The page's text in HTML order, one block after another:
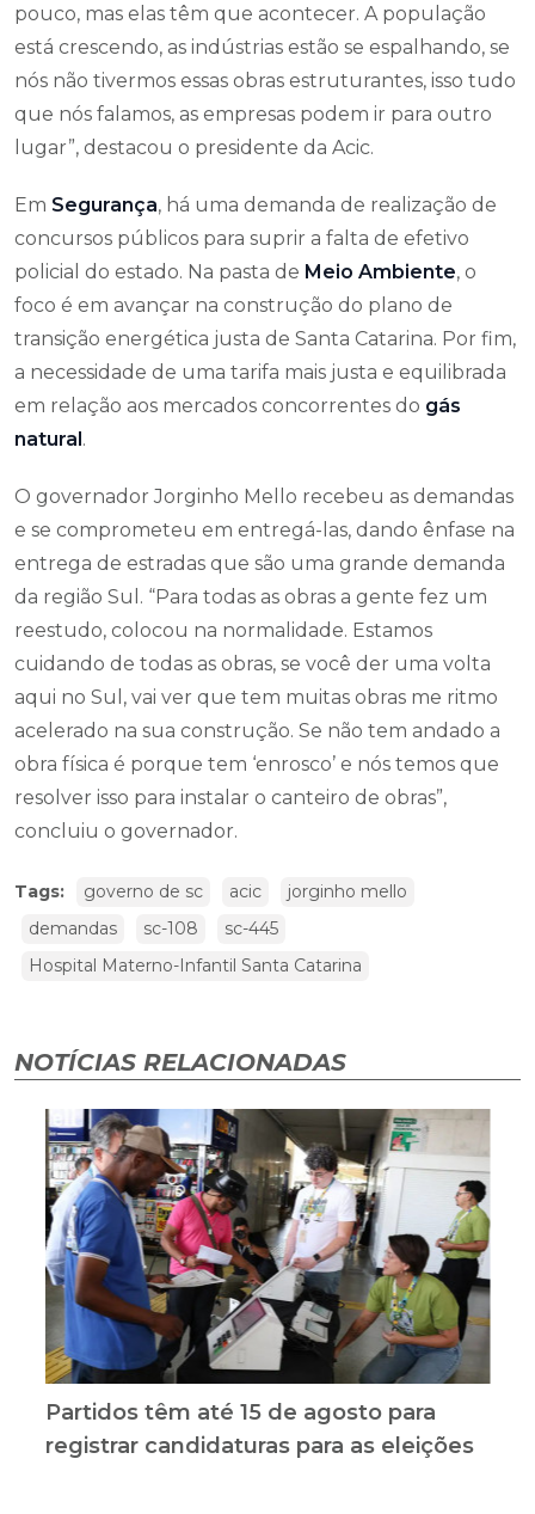
pouco, mas elas têm que acontecer. A população
está crescendo, as indústrias estão se espalhando, se
nós não tivermos essas obras estruturantes, isso tudo
que nós falamos, as empresas podem ir para outro
lugar”, destacou o presidente da Acic.
Em Segurança, há uma demanda de realização de
concursos públicos para suprir a falta de efetivo
policial do estado. Na pasta de Meio Ambiente, o
foco é em avançar na construção do plano de
transição energética justa de Santa Catarina. Por fim,
a necessidade de uma tarifa mais justa e equilibrada
em relação aos mercados concorrentes do gás
natural.
O governador Jorginho Mello recebeu as demandas
e se comprometeu em entregá-las, dando ênfase na
entrega de estradas que são uma grande demanda
da região Sul. “Para todas as obras a gente fez um
reestudo, colocou na normalidade. Estamos
cuidando de todas as obras, se você der uma volta
aqui no Sul, vai ver que tem muitas obras me ritmo
acelerado na sua construção. Se não tem andado a
obra física é porque tem ‘enrosco’ e nós temos que
resolver isso para instalar o canteiro de obras”,
concluiu o governador.
Tags: governo de sc acic
jorginho mello
demandas
sc-108
sc-445
Hospital Materno-Infantil Santa Catarina
NOTÍCIAS RELACIONADAS
Partidos têm até 15 de agosto para
registrar candidaturas para as eleições